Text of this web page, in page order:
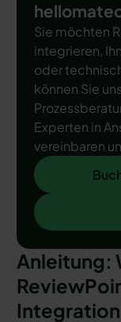
Sie möchten
integrieren,
oder
können Sie
Experten in
vereinbaren
Preise ansehen
Anleitung: